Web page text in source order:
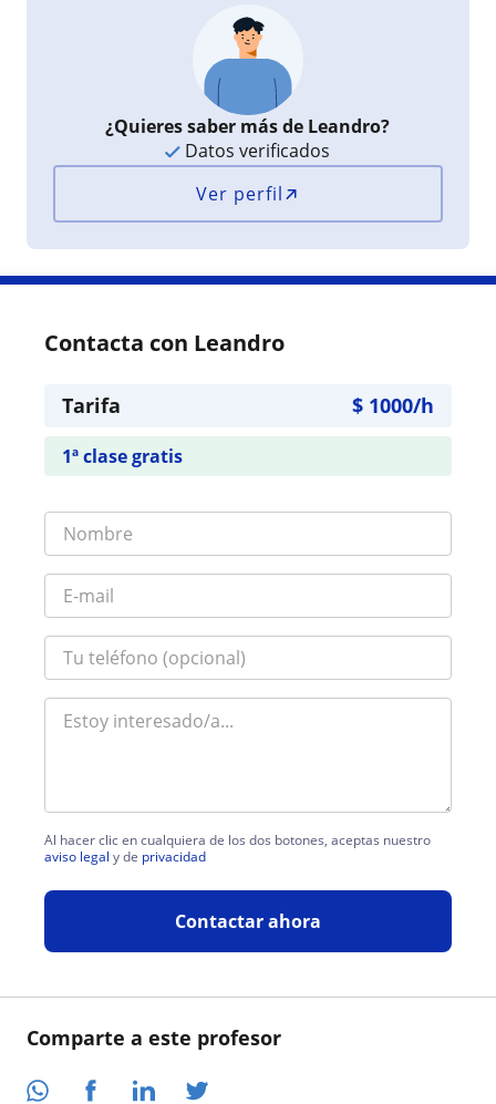
Comparte a este profesor
¿Quieres saber más de Leandro?
Datos verificados
Ver perfil
Contacta con Leandro
Tarifa $ 1000/h
1ª clase gratis
Al hacer clic en cualquiera de los dos botones, aceptas nuestro
aviso legal y de privacidad
Contactar ahora